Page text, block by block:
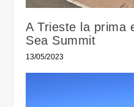
A Trieste la prima
Sea Summit
13/05/2023